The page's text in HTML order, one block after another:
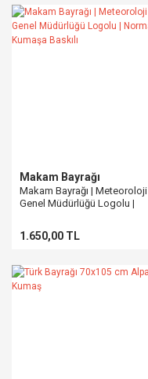
Makam Bayrağı
Makam Bayrağı | Meteoroloji
Genel Müdürlüğü Logolu |
1.650,00 TL